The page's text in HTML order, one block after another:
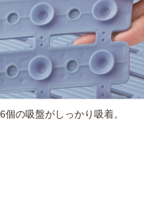
個の吸盤がしっかり吸着。